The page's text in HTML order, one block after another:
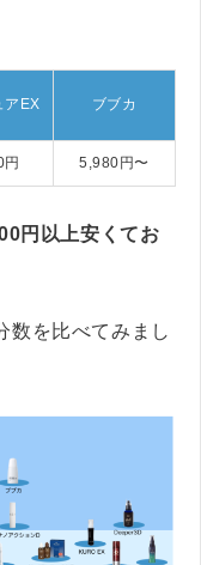
アEX ブブカ
5,980円〜
円以上安くてお
数を比べてみまし